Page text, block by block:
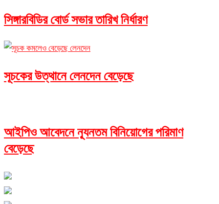
সিঙ্গারবিডির বোর্ড সভার তারিখ নির্ধারণ
সূচকের উত্থানে লেনদেন বেড়েছে
আইপিও আবেদনে ন্যূনতম বিনিয়োগের পরিমাণ
বেড়েছে